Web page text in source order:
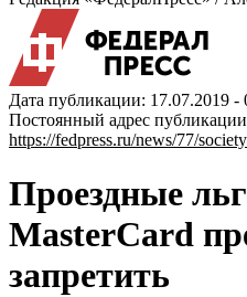
Дата публикации: 17.07.2019 -
Постоянный адрес
https://fedpress.ru/news/77/
Проездные
MasterCard
запретить